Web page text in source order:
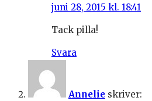
juni 28, 2015 kl. 18:41
Tack pilla!
Svara
Annelie skriver: